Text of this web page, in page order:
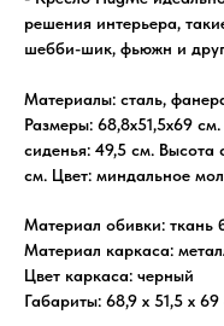
решения интерьера,
шебби-шик, фьюжн и
Материалы: сталь,
Размеры: 68,8х51,5х69
сиденья: 49,5 см.
см. Цвет: миндальное
Материал обивки: ткань
Материал каркаса:
Цвет каркаса: черный
Габариты: 68,9 х 51,5 х